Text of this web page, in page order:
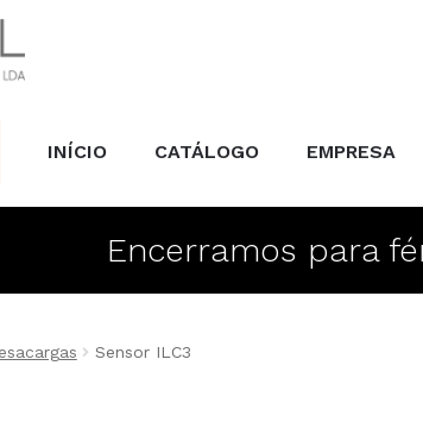
INÍCIO CATÁLOGO EMPRESA
Encerramos para
Sensor ILC3